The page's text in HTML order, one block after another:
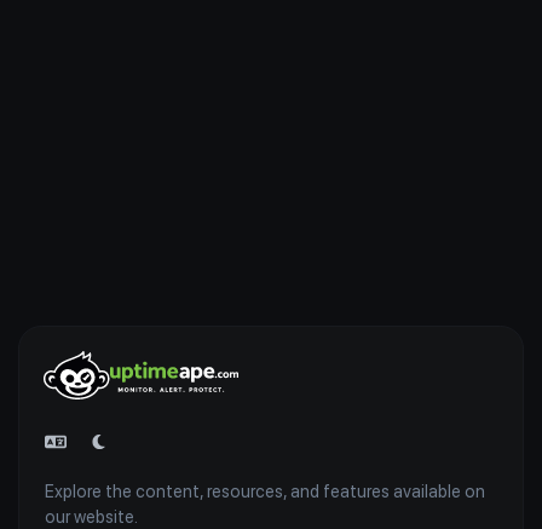
Explore the content, resources, and features available on
our website.